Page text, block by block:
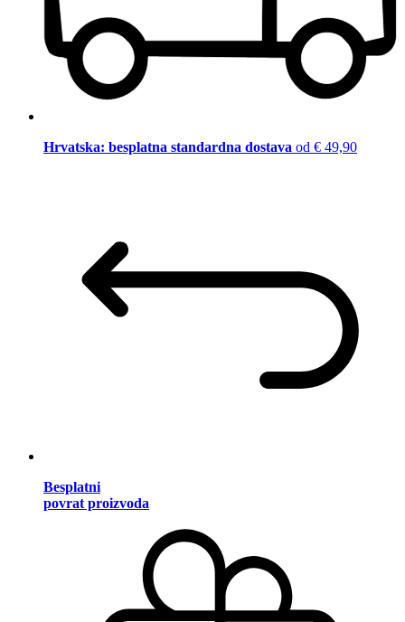
Hrvatska: besplatna standardna dostava od € 49,90
Besplatni
povrat proizvoda